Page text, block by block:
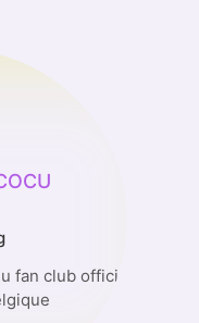
fan club officiel de